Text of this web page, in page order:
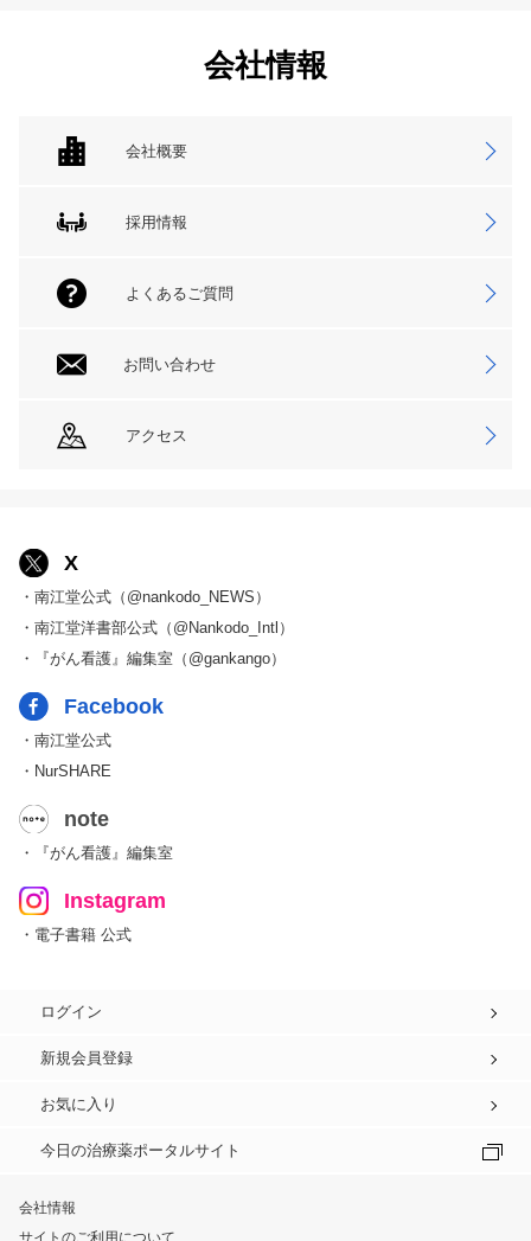
会社情報
会社概要
採用情報
よくあるご質問
お問い合わせ
アクセス
X
・南江堂公式（@nankodo_NEWS）
・南江堂洋書部公式（@Nankodo_Intl）
・『がん看護』編集室（@gankango）
Facebook
・南江堂公式
・NurSHARE
note
・『がん看護』編集室
Instagram
・電子書籍 公式
ログイン
新規会員登録
お気に入り
今日の治療薬ポータルサイト
会社情報
サイトのご利用について